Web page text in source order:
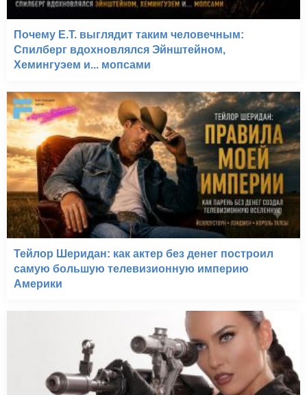
Почему E.T. выглядит таким человечным:
Спилберг вдохновлялся Эйнштейном,
Хемингуэем и... мопсами
Тейлор Шеридан: как актер без денег построил
самую большую телевизионную империю
Америки